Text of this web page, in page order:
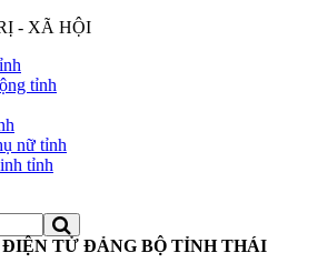
- XÃ HỘI
tỉnh
nữ tỉnh
tỉnh
ĐIỆN TỬ ĐẢNG BỘ TỈNH THÁI